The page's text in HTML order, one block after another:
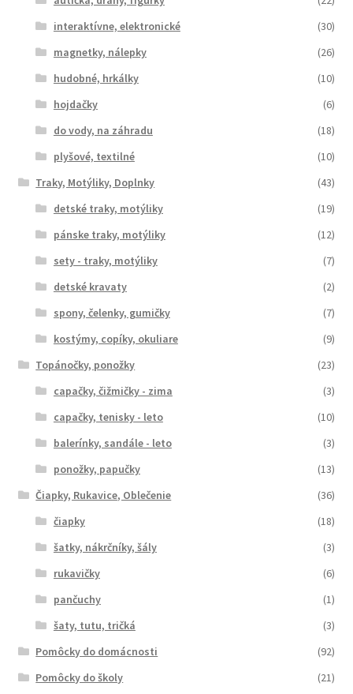
interaktívne, elektronické
(30)
magnetky, nálepky
(26)
hudobné, hrkálky
(10)
hojdačky
(6)
do vody, na záhradu
(18)
plyšové, textilné
(10)
Traky, Motýliky, Doplnky
(43)
detské traky, motýliky
(19)
pánske traky, motýliky
(12)
sety - traky, motýliky
(7)
detské kravaty
(2)
spony, čelenky, gumičky
(7)
kostýmy, copíky, okuliare
(9)
Topánočky, ponožky
(23)
capačky, čižmičky - zima
(3)
capačky, tenisky - leto
(10)
balerínky, sandále - leto
(3)
ponožky, papučky
(13)
Čiapky, Rukavice, Oblečenie
(36)
čiapky
(18)
šatky, nákrčníky, šály
(3)
rukavičky
(6)
pančuchy
(1)
šaty, tutu, tričká
(3)
Pomôcky do domácnosti
(92)
Pomôcky do školy
(21)